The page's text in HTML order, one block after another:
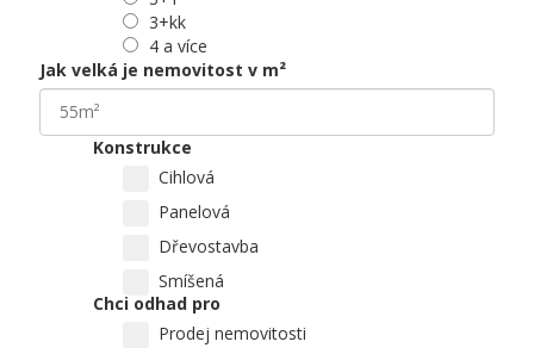
3+kk
4 a více
Jak velká je nemovitost v m²
Konstrukce
Cihlová
Panelová
Dřevostavba
Smíšená
Chci odhad pro
Prodej nemovitosti